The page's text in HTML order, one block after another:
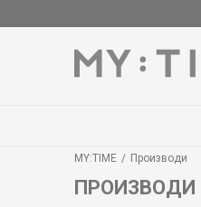
MY:TIME Производи
ПРОИЗВОДИ